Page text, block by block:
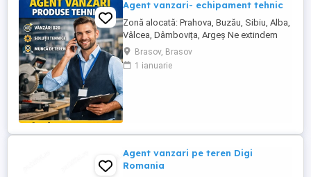
Agent vanzari- echipament tehnic
Zonă alocată: Prahova, Buzău, Sibiu, Alba,
Vâlcea, Dâmbovița, Argeș Ne extindem
echipa de vânzări și căutăm un Agent
Vânzări Soluții Tehnice, orientat către
rezultate, cu experiență în vânzări B2B și
Brasov, Brasov
1 ianuarie
Agent vanzari pe teren Digi
Romania